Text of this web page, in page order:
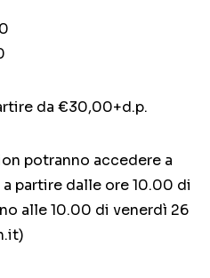
da €30,00+d.p.
potranno accedere a
partire dalle ore 10.00 di
alle 10.00 di venerdì 26